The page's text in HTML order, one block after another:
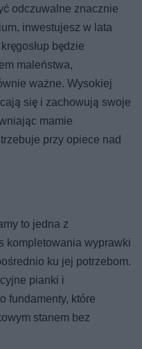
odczuwalne znacznie
inwestujesz w lata
będzie
maleństwa,
ważne. Wysokiej
się i zachowują swoje
mamie
przy opiece nad
to jedna z
kompletowania wyprawki
ku jej potrzebom.
pianki i
fundamenty, które
stanem bez